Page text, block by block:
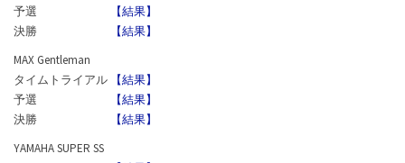
予選
【結果】
決勝
【結果】
MAX Gentleman
タイムトライアル
【結果】
予選
【結果】
決勝
【結果】
YAMAHA SUPER SS